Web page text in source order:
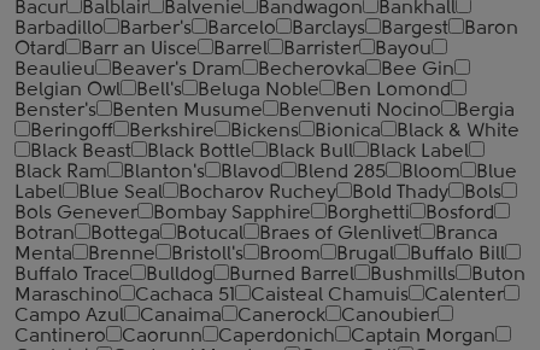
Bacur
Balblair Balvenie Bandwagon
Bankhall
Barbadillo
Barber's Barcelo Barclays Bargest
Baron
Otard
Barr an Uisce Barrel Barrister
Bayou
Beaulieu
Beaver's Dram Becherovka
Bee Gin
Belgian Owl
Bell's Beluga Noble
Ben Lomond
Benster's
Benten Musume Benvenuti Nocino
Bergia
Beringoff
Berkshire Bickens Bionica
Black & White
Black Beast
Black Bottle Black Bull
Black Label
Black Ram
Blanton's Blavod Blend 285 Bloom
Blue
Label
Blue Seal Bocharov Ruchey Bold Thady
Bols
Bols Genever
Bombay Sapphire Borghetti
Bosford
Botran
Bottega Botucal Braes of Glenlivet
Branca
Menta
Brenne Bristoll's Broom Brugal
Buffalo Bill
Buffalo Trace
Bulldog Burned Barrel Bushmills
Buton
Maraschino
Cachaca 51 Caisteal Chamuis
Calenter
Campo Azul
Canaima Canerock
Canoubier
Cantinero
Caorunn Caperdonich
Captain Morgan